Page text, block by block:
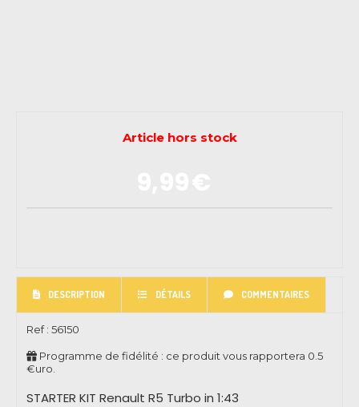
Article hors stock
DESCRIPTION DÉTAILS COMMENTAIRES
Ref : 56150
Programme de fidélité : ce produit vous rapportera 0.5
€uro.
STARTER KIT Renault R5 Turbo in 1:43